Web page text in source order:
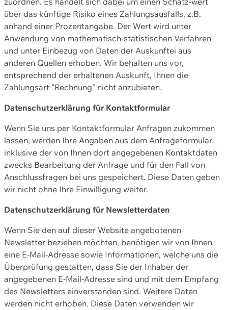
über das künftige Risiko eines Zahlungsausfalls, z.B.
anhand einer Prozentangabe. Der Wert wird unter
Anwendung von mathematisch-statistischen Verfahren
und unter Einbezug von Daten der Auskunftei aus
anderen Quellen erhoben. Wir behalten uns vor,
entsprechend der erhaltenen Auskunft, Ihnen die
Zahlungsart "Rechnung" nicht anzubieten.
Datenschutzerklärung für Kontaktformular
Wenn Sie uns per Kontaktformular Anfragen zukommen
lassen, werden Ihre Angaben aus dem Anfrageformular
inklusive der von Ihnen dort angegebenen Kontaktdaten
zwecks Bearbeitung der Anfrage und für den Fall von
Anschlussfragen bei uns gespeichert. Diese Daten geben
wir nicht ohne Ihre Einwilligung weiter.
Datenschutzerklärung für Newsletterdaten
Wenn Sie den auf dieser Website angebotenen
Newsletter beziehen möchten, benötigen wir von Ihnen
eine E-Mail-Adresse sowie Informationen, welche uns die
Überprüfung gestatten, dass Sie der Inhaber der
angegebenen E-Mail-Adresse sind und mit dem Empfang
des Newsletters einverstanden sind. Weitere Daten
werden nicht erhoben. Diese Daten verwenden wir